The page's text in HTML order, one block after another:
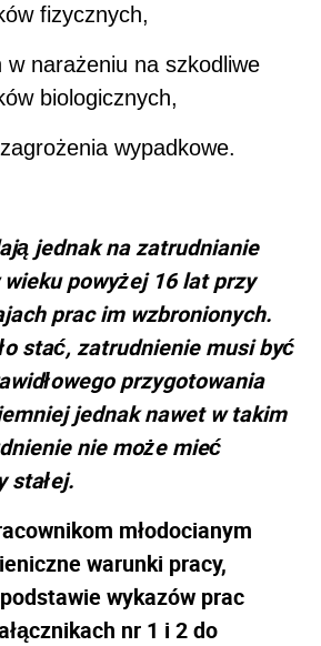
fizycznych,
w narażeniu na szkodliwe
biologicznych,
wypadkowe.
jednak na zatrudnianie
powyżej 16 lat przy
prac im wzbronionych.
stać, zatrudnienie musi być
przygotowania
jednak nawet w takim
nie może mieć
stałej.
młodocianym
warunki pracy,
wykazów prac
nr 1 i 2 do